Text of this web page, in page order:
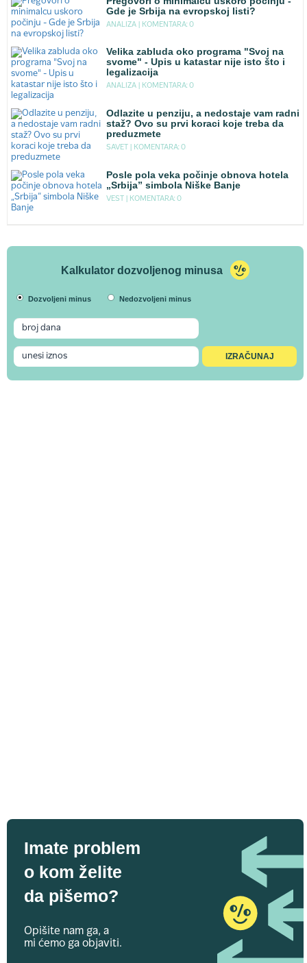
Gde je Srbija na evropskoj listi?
ANALIZA | KOMENTARA: 0
Velika zabluda oko programa "Svoj na
svome" - Upis u katastar nije isto što i
legalizacija
ANALIZA | KOMENTARA: 0
Odlazite u penziju, a nedostaje vam radni
staž? Ovo su prvi koraci koje treba da
preduzmete
SAVET | KOMENTARA: 0
Posle pola veka počinje obnova hotela
„Srbija” simbola Niške Banje
VEST | KOMENTARA: 0
Kalkulator dozvoljenog minusa
Dozvoljeni minus Nedozvoljeni minus
Imate problem
o kom želite
da pišemo?
Opišite nam ga, a
mi ćemo ga objaviti.